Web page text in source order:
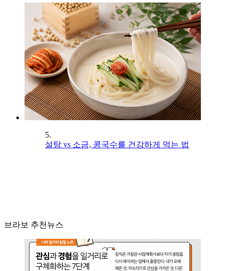
5.
설탕 vs 소금, 콩국수를 건강하게 먹는 법
브라보 추천뉴스